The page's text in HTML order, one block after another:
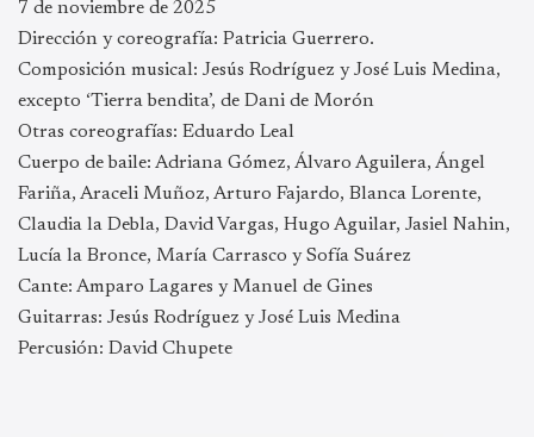
7 de noviembre de 2025
Dirección y coreografía: Patricia Guerrero.
Composición musical: Jesús Rodríguez y José Luis Medina,
excepto ‘Tierra bendita’, de Dani de Morón
Otras coreografías: Eduardo Leal
Cuerpo de baile: Adriana Gómez, Álvaro Aguilera, Ángel
Fariña, Araceli Muñoz, Arturo Fajardo, Blanca Lorente,
Claudia la Debla, David Vargas, Hugo Aguilar, Jasiel Nahin,
Lucía la Bronce, María Carrasco y Sofía Suárez
Cante: Amparo Lagares y Manuel de Gines
Guitarras: Jesús Rodríguez y José Luis Medina
Percusión: David Chupete